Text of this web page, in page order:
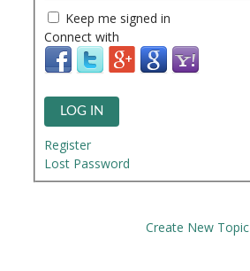
Keep me signed in
Connect with
LOG IN
Register
Lost Password
Create New Topic